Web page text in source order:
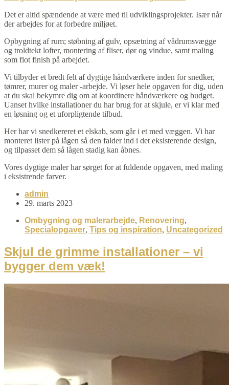
Det er altid spændende at være med til udviklingsprojekter. Især når
der arbejdes for at forbedre miljøet.
Opbygning af rum; støbning af gulv, opsætning af vådrumsvægge
og troldtekt lofter, montering af fliser, dør og vindue, samt maling
som flot finish på arbejdet.
Vi tilbyder et bredt felt af dygtige håndværkere inden for snedker,
tømrer, murer og maler -arbejde. Vi løser hele opgaven for dig, uden
at du skal bekymre dig om at koordinere håndværkere og budget.
Uanset hvilke installationer du har brug for at skjule, er vi klar med
en løsning og et uforpligtende tilbud.
Her har vi snedkereret et elskab, som går i et med væggen. Vi har
monteret lister på lågen så den falder ind i det eksisterende design,
og tilpasset dem så lågen stadig kan åbnes.
Vores dygtige maler har sørget for at fuldende opgaven, med maling
i eksistrende farver.
admin
29. marts 2023
Ombygning og malerarbejde, Renovering,
Specialopgaver, Tips og inspiration, Uncategorized
Skjul de grimme installationer – vi
bygger dem væk!